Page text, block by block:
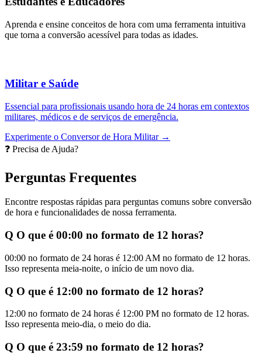
Aprenda e ensine conceitos de hora com uma ferramenta intuitiva
que torna a conversão acessível para todas as idades.
Militar e Saúde
Essencial para profissionais usando hora de 24 horas em contextos
militares, médicos e de serviços de emergência.
Experimente o Conversor de Hora Militar →
❓ Precisa de Ajuda?
Perguntas Frequentes
Encontre respostas rápidas para perguntas comuns sobre conversão
de hora e funcionalidades de nossa ferramenta.
Q O que é 00:00 no formato de 12 horas?
00:00 no formato de 24 horas é 12:00 AM no formato de 12 horas.
Isso representa meia-noite, o início de um novo dia.
Q O que é 12:00 no formato de 12 horas?
12:00 no formato de 24 horas é 12:00 PM no formato de 12 horas.
Isso representa meio-dia, o meio do dia.
Q O que é 23:59 no formato de 12 horas?